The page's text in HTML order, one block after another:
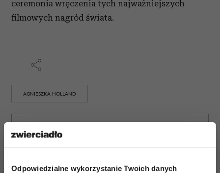
Odpowiedzialne wykorzystanie Twoich danych
ceremonia wręczenia tych najważniejszych
filmowych nagród świata.
AGNIESZKA HOLLAND